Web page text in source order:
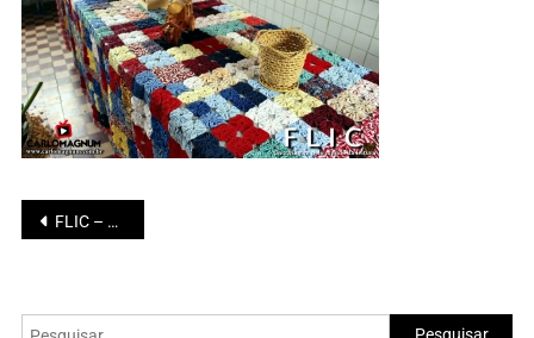
Navegação
Post
FLIC – Feira Literária do CNMM
Pesquisar